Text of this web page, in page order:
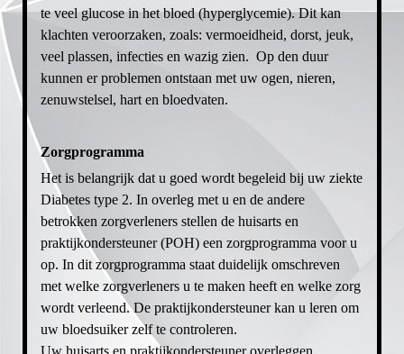
te veel glucose in het bloed (hyperglycemie). Dit kan
klachten veroorzaken, zoals: vermoeidheid, dorst, jeuk,
veel plassen, infecties en wazig zien. Op den duur
kunnen er problemen ontstaan met uw ogen, nieren,
zenuwstelsel, hart en bloedvaten.
Zorgprogramma
Het is belangrijk dat u goed wordt begeleid bij uw ziekte
Diabetes type 2. In overleg met u en de andere
betrokken zorgverleners stellen de huisarts en
praktijkondersteuner (POH) een zorgprogramma voor u
op. In dit zorgprogramma staat duidelijk omschreven
met welke zorgverleners u te maken heeft en welke zorg
wordt verleend. De praktijkondersteuner kan u leren om
uw bloedsuiker zelf te controleren.
Uw huisarts en praktijkondersteuner overleggen